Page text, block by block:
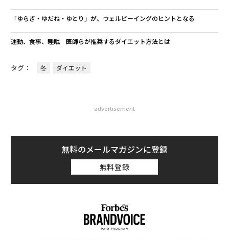
「ゆらぎ・ゆだね・ゆとり」が、ウェルビーイングのヒントとなる
運動、食事、睡眠 医師らが推奨するダイエット方法とは
タグ： 冬 ダイエット
advertisement
無料のメールマガジンに登録
無料登録